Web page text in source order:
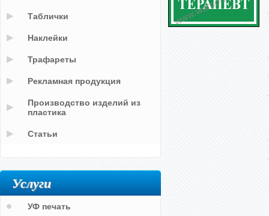
Таблички
Наклейки
Трафареты
Рекламная продукция
Производство изделий из
пластика
Статьи
Услуги
УФ печать